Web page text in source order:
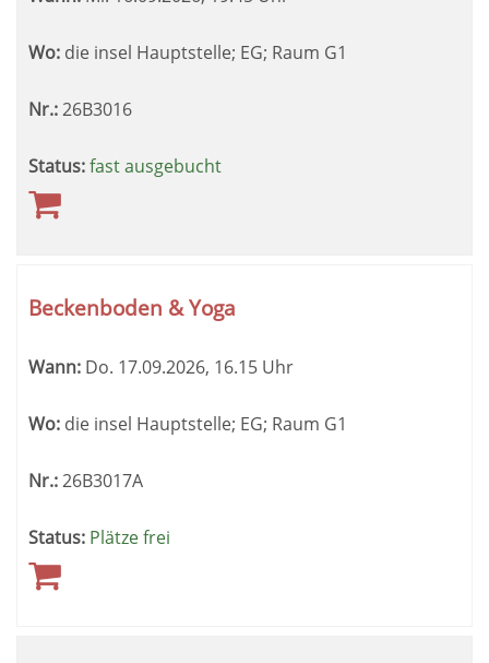
Wo: die insel Hauptstelle; EG; Raum G1
Nr.:26B3016
Status:fast ausgebucht
Beckenboden & Yoga
Wann: Do. 17.09.2026, 16.15 Uhr
Wo: die insel Hauptstelle; EG; Raum G1
Nr.:26B3017A
Status: Plätze frei